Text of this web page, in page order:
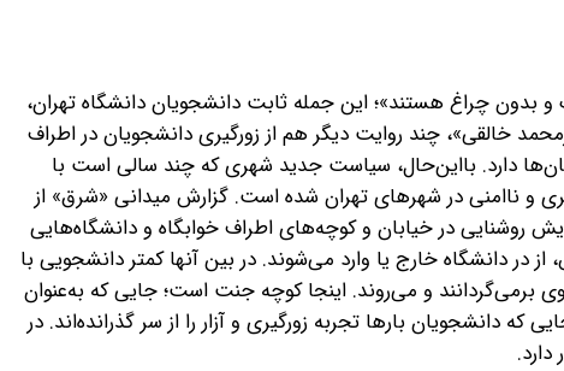
بدون چراغ هستند»؛ این جمله‌ ثابت دانشجویان دانشگاه تهران،
خالقی»، چند روایت دیگر هم از زورگیری دانشجویان در اطراف
دارد. با‌این‌حال، سیاست جدید شهری که چند سالی است با
و ناامنی در شهرهای تهران شده است. گزارش میدانی «شرق» از
روشنایی در خیابان و کوچه‌های اطراف خوابگاه‌ و دانشگاه‌هایی
در دانشگاه خارج یا وارد می‌شوند. در بین آنها کمتر دانشجویی با
و می‌روند. اینجا کوچه جنت است؛ جایی که به‌عنوان
دانشجویان‌ بارها تجربه زورگیری و آزار را از سر گذرانده‌اند. در